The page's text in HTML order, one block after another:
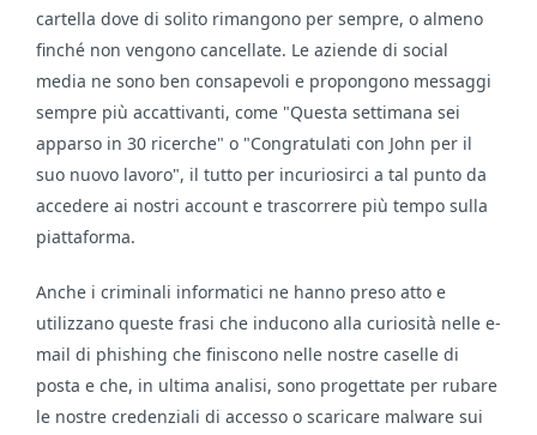
cartella dove di solito rimangono per sempre, o almeno
finché non vengono cancellate. Le aziende di social
media ne sono ben consapevoli e propongono messaggi
sempre più accattivanti, come "Questa settimana sei
apparso in 30 ricerche" o "Congratulati con John per il
suo nuovo lavoro", il tutto per incuriosirci a tal punto da
accedere ai nostri account e trascorrere più tempo sulla
piattaforma.
Anche i criminali informatici ne hanno preso atto e
utilizzano queste frasi che inducono alla curiosità nelle e-
mail di phishing che finiscono nelle nostre caselle di
posta e che, in ultima analisi, sono progettate per rubare
le nostre credenziali di accesso o scaricare malware sui